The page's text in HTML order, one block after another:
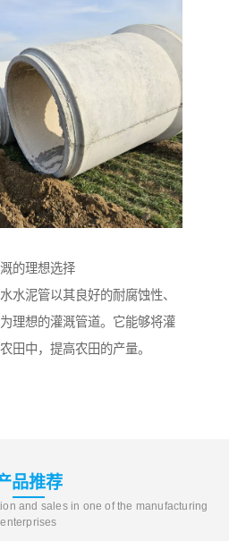
的理想选择
水泥管以其良好的耐腐蚀性、
理想的灌溉管道。它能够将灌
田中，提高农田的产量。
品推荐
and sales in one of the manufacturing
enterprises